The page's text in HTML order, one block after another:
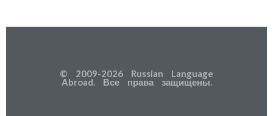
© 2009-2026 Russian Language
Abroad. Все права защищены.